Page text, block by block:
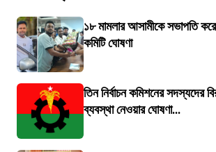
১৮ মামলার আসামীকে সভাপতি
কমিটি ঘোষণা
তিন নির্বাচন কমিশনের সদস্যদের
ব্যবস্থা নেওয়ার ঘোষণা...